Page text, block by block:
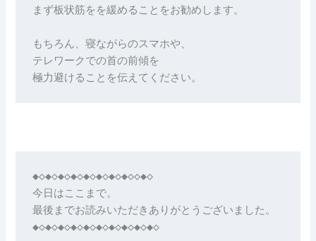
まず板状筋をを緩めることをお勧めします。
もちろん、寝ながらのスマホや、
テレワークでの首の前傾を
極力避けることを伝えてください。
◆◇◆◇◆◇◆◇◆◇◆◇◆◇◆◇◇◆◇
今日はここまで。
最後までお読みいただきありがとうございました。
◆◇◆◇◆◇◆◇◆◇◆◇◆◇◆◇◆◇◆◇